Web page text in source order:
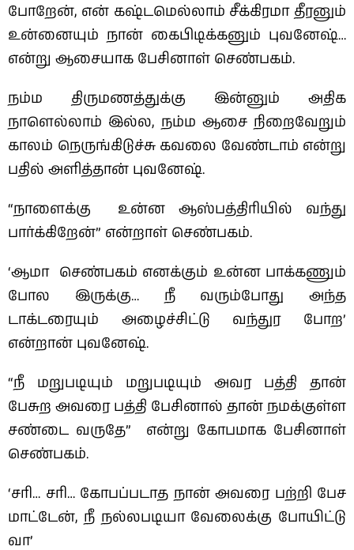
போறேன், என் கஷ்டமெல்லாம் சீக்கிரமா தீரனும்
உன்னையும் நான் கைபிடிக்கனும் புவனேஷ்…
என்று ஆசையாக பேசினாள் செண்பகம்.
நம்ம திருமணத்துக்கு இன்னும் அதிக
நாளெல்லாம் இல்ல, நம்ம ஆசை நிறைவேறும்
காலம் நெருங்கிடுச்சு கவலை வேண்டாம் என்று
பதில் அளித்தான் புவனேஷ்.
“நாளைக்கு உன்ன ஆஸ்பத்திரியில் வந்து
பார்க்கிறேன்” என்றாள் செண்பகம்.
‘ஆமா செண்பகம் எனக்கும் உன்ன பாக்கணும்
போல இருக்கு… நீ வரும்போது அந்த
டாக்டரையும் அழைச்சிட்டு வந்துர போற’
என்றான் புவனேஷ்.
“நீ மறுபடியும் மறுபடியும் அவர பத்தி தான்
பேசுற அவரை பத்தி பேசினால் தான் நமக்குள்ள
சண்டை வருதே” என்று கோபமாக பேசினாள்
செண்பகம்.
‘சரி… சரி… கோபப்படாத நான் அவரை பற்றி பேச
மாட்டேன், நீ நல்லபடியா வேலைக்கு போயிட்டு
வா’